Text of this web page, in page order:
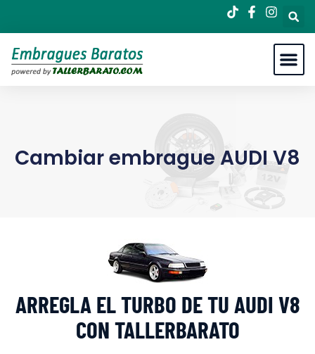
Cambiar embrague AUDI V8
ARREGLA EL TURBO DE TU AUDI V8
CON TALLERBARATO